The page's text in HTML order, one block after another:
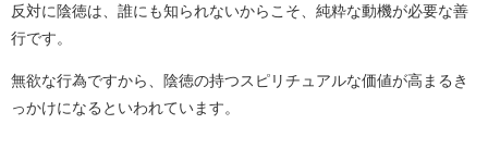
反対に陰徳は、誰にも知られないからこそ、純粋な動機が必要な善
行です。
無欲な行為ですから、陰徳の持つスピリチュアルな価値が高まるき
っかけになるといわれています。